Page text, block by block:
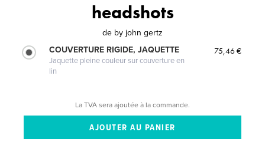
headshots
de by john gertz
COUVERTURE RIGIDE, JAQUETTE
Jaquette pleine couleur sur couverture en
lin
75,46 €
La TVA sera ajoutée à la commande.